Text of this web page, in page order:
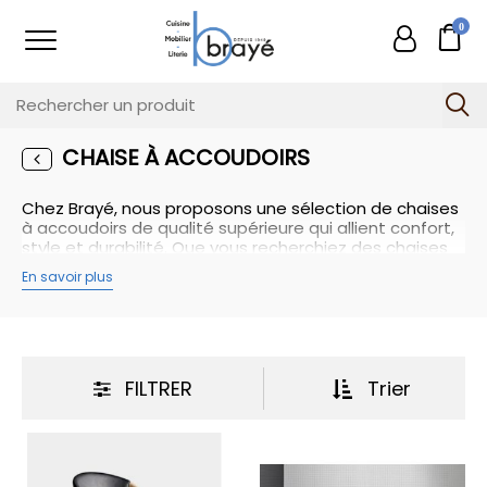
0
CHAISE À ACCOUDOIRS
Chez Brayé, nous proposons une sélection de chaises
à accoudoirs de qualité supérieure qui allient confort,
style et durabilité. Que vous recherchiez des chaises
rembourrées pour un confort ultime, des chaises en
bois pour une esthétique chaleureuse ou des chaises
sont des pièces essentielles
pour créer une ambiance confortable et élégante
dans votre intérieur. Elles offrent un soutien
Que vous les utilisez autour d'une table à manger,
dans un coin lecture ou comme sièges d'appoint dans
En savoir plus
FILTRER Trier